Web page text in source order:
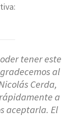
tener este
al
Cerda,
a
aceptarla. El